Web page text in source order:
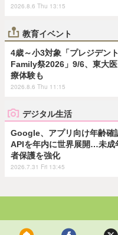
2026.8.6 Thu 13:15
教育イベント
4歳～小3対象「プレジデント
Family祭2026」9/6、東大医
療体験も
2026.8.6 Thu 11:15
デジタル生活
Google、アプリ向け年齢確
APIを年内に世界展開…未成
者保護を強化
2026.7.31 Fri 13:45